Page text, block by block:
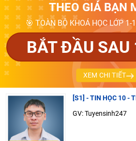
THEO GIÁ BẠN
🎯 TOÀN BỘ KHOÁ HỌC LỚP
BẮT ĐẦU SAU
XEM CHI TIẾT
[S1] - TIN HỌC 10 -
GV: Tuyensinh247